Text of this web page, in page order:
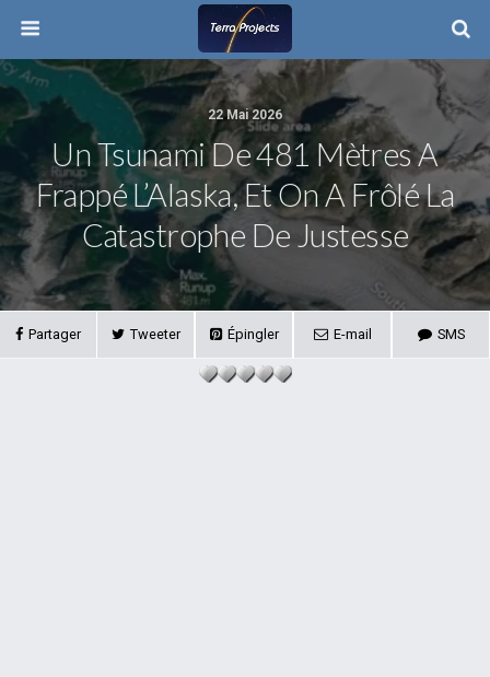
22 Mai 2026
Un Tsunami De 481 Mètres A
Frappé L’Alaska, Et On A Frôlé La
Catastrophe De Justesse
Partager Tweeter Épingler E-mail SMS